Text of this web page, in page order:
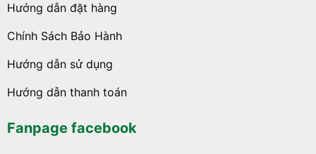
Hướng dẫn đặt hàng
Chính Sách Bảo Hành
Hướng dẫn sử dụng
Hướng dẫn thanh toán
Fanpage facebook